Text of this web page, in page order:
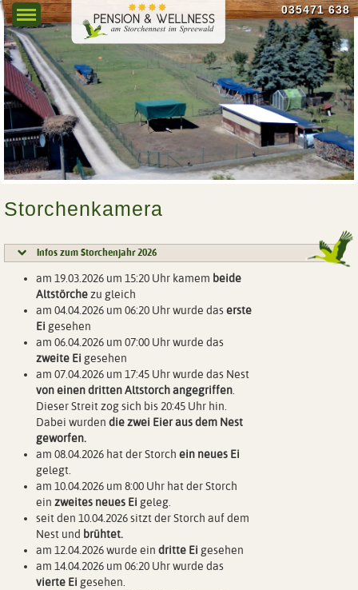
Menu 035471 638
Storchenkamera
Infos zum Storchenjahr 2026
am 19.03.2026 um 15:20 Uhr kamem beide
Altstörchezu gleich
am 04.04.2026 um 06:20 Uhr wurde daserste
Ei gesehen
am 06.04.2026 um 07:00 Uhr wurde das
zweite Ei gesehen
am 07.04.2026 um 17:45 Uhr wurde das Nest
von einen dritten Altstorch angegriffen
Dieser Streit zog sich bis 20:45 Uhr hin.
Dabei wurden die zwei Eier aus dem Nest
geworfen.
am 08.04.2026 hat der Storch ein neues Ei
gelegt.
am 10.04.2026 um 8:00 Uhr hat der Storch
ein zweites neues Ei geleg.
seit den 10.04.2026 sitzt der Storch auf dem
Nest und brühtet.
am 12.04.2026 wurde ein dritte Ei gesehen
am 14.04.2026 um 06:20 Uhr wurde das
vierte Ei gesehen.